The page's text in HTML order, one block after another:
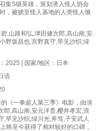
S级英雄，策划潜入怪人协会
，被掳至怪人基地的人类怪人饿
,山路和弘,津田健次郎,高山南,安
野坂昌也,宫野真守,早见沙织,绿
2025 | 国家/地区：日本
语
《一拳超人第三季》电影，由演
郎,高山南,安元洋贵,樱井孝宏,浪
,早见沙织,绿川光,斧笃,子安武人
映至今获得了相对较好的口碑，